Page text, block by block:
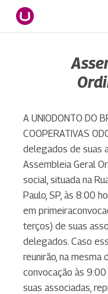
Pular
para
A UNIODONTO DO
COOPERATIVAS
delegados de suas
Assembleia Geral
social, situada na
Paulo, SP, às 8:00
em
terços) de suas
delegados. Caso
reunirão, na mesma
convocação às
suas associadas,